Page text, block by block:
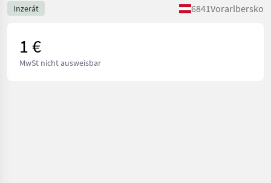
Inzerát 6841Vorarlbersko
1 €
MwSt nicht ausweisbar